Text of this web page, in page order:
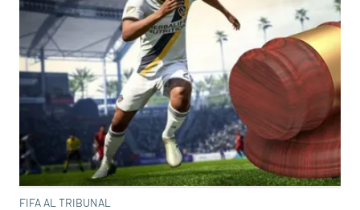
FIFA AL TRIBUNAL